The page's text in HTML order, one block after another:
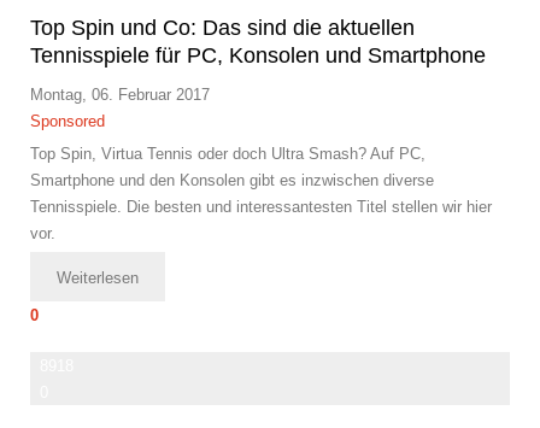
Top Spin und Co: Das sind die aktuellen
Tennisspiele für PC, Konsolen und Smartphone
Montag, 06. Februar 2017
Sponsored
Top Spin, Virtua Tennis oder doch Ultra Smash? Auf PC,
Smartphone und den Konsolen gibt es inzwischen diverse
Tennisspiele. Die besten und interessantesten Titel stellen wir hier
vor.
Weiterlesen
0